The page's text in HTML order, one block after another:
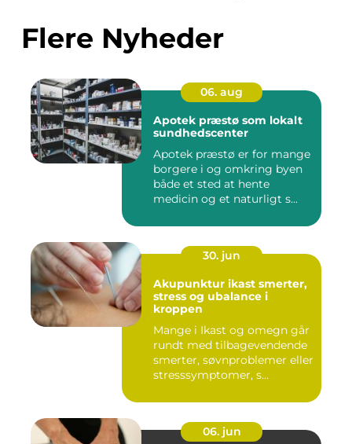
Flere Nyheder
06. aug
Apotek præstø som lokalt
sundhedscenter
Apotek præstø er for mange
borgere i og omkring byen
både et sted at hente
medicin og et naturligt s...
30. jun
Akupunktur ikast smerter,
stress og ubalance i
kroppen
Mange i Ikast og omegn går
rundt med tilbagevendende
smerter, søvnproblemer eller
stresssymptomer, s...
06. jun